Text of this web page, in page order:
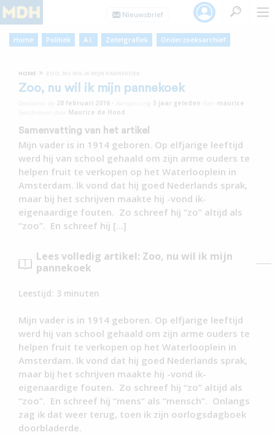
Home Politiek A.I. Zetelgrafiek Onderzoeksarchief
HOME »
Zoo, nu wil ik mijn pannekoek
28 februari 2016 5 jaar geleden
maurice
Maurice de Hond
Samenvatting van het artikel
Mijn vader is in 1914 geboren. Op elfjarige leeftijd
werd hij van school gehaald om zijn arme ouders te
helpen fruit te verkopen op het Waterlooplein in
Amsterdam. Ik vond dat hij goed Nederlands sprak,
maar bij het schrijven maakte hij -vond ik-
eigenaardige fouten. Zo schreef hij “zo” altijd als
“zoo”. En schreef hij […]
Lees volledig artikel: Zoo, nu wil ik mijn
pannekoek
Leestijd: 3 minuten
Mijn vader is in 1914 geboren. Op elfjarige leeftijd
werd hij van school gehaald om zijn arme ouders te
helpen fruit te verkopen op het Waterlooplein in
Amsterdam. Ik vond dat hij goed Nederlands sprak,
maar bij het schrijven maakte hij -vond ik-
eigenaardige fouten. Zo schreef hij “zo” altijd als
“zoo”. En schreef hij “mens” als “mensch”. Onlangs
zag ik dat weer terug, toen ik zijn oorlogsdagboek
doorbladerde.